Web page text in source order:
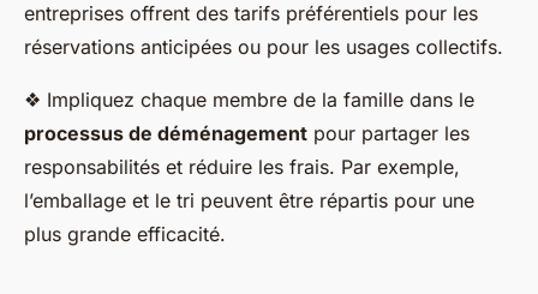
entreprises offrent des tarifs préférentiels pour les
réservations anticipées ou pour les usages collectifs.
❖ Impliquez chaque membre de la famille dans le
processus de déménagement pour partager les
responsabilités et réduire les frais. Par exemple,
l’emballage et le tri peuvent être répartis pour une
plus grande efficacité.